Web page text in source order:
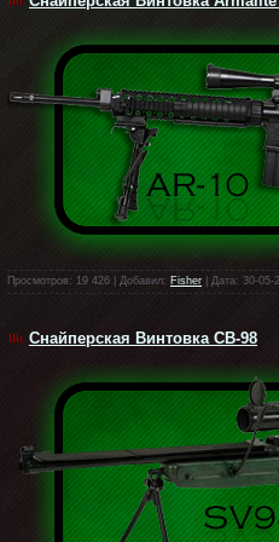
Просмотров: 19 426 | Добавил: Fisher | Дата: 30-
Снайперская Винтовка СВ-98